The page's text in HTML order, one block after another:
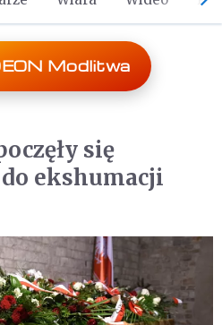
Modlitwa
się
ekshumacji